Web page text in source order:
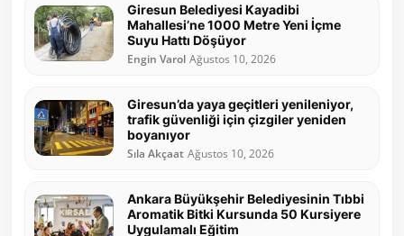
Giresun Belediyesi Kayadibi
Mahallesi’ne 1000 Metre Yeni İçme
Suyu Hattı Döşüyor
Engin Varol Ağustos 10, 2026
Giresun’da yaya geçitleri yenileniyor,
trafik güvenliği için çizgiler yeniden
boyanıyor
Sıla Akçaat Ağustos 10, 2026
Ankara Büyükşehir Belediyesinin Tıbbi
Aromatik Bitki Kursunda 50 Kursiyere
Uygulamalı Eğitim